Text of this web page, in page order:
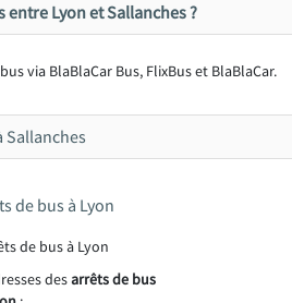
Lyon et Sallanches ?
via BlaBlaCar Bus, FlixBus et BlaBlaCar.
Sallanches
de bus à Lyon
desarrêts de bus